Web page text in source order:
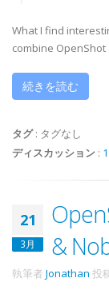
What I find
combine OpenShot
続きを読む
タグ: タグなし
ディスカッション :
21
3月
&
執筆者 Jonathan 投